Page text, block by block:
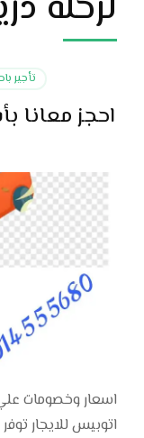
تأجير
احجز معانا
اسعار وخصومات
اتوبيس للايجار